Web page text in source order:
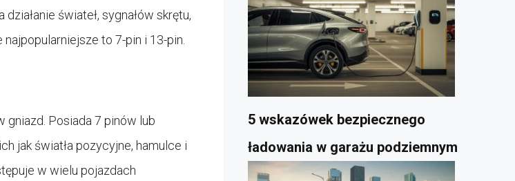
świateł, sygnałów skrętu,
to 7-pin i 13-pin.
Posiada 7 pinów lub
jak światła pozycyjne, hamulce i
w wielu pojazdach
5 wskazówek bezpiecznego
ładowania w garażu podziemnym